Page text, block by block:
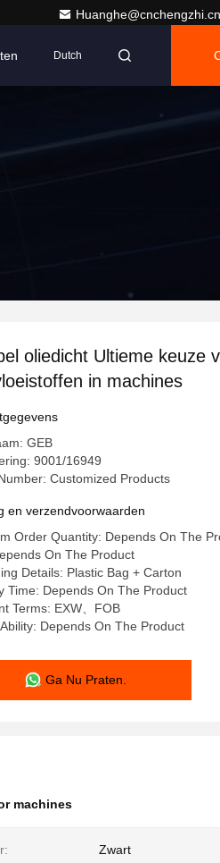
Huanghe@cnchengzhi.cn
Dutch
oliedicht Ultieme keuze
in machines
GEB
9001/16949
Customized Products
en verzendvoorwaarden
Order Quantity: Depends On The
On The Product
Details: Plastic Bag + Carton
Time: Depends On The Product
Terms: EXW、FOB
Depends On The Product
Ga Nu Praten.
machines
Zwart